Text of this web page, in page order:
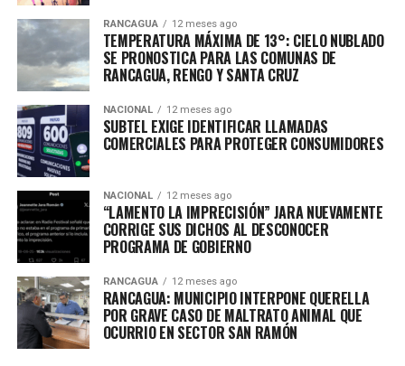
RANCAGUA 12 meses ago
TEMPERATURA MÁXIMA DE 13°: CIELO NUBLADO
SE PRONOSTICA PARA LAS COMUNAS DE
RANCAGUA, RENGO Y SANTA CRUZ
NACIONAL 12 meses ago
SUBTEL EXIGE IDENTIFICAR LLAMADAS
COMERCIALES PARA PROTEGER CONSUMIDORES
NACIONAL 12 meses ago
“LAMENTO LA IMPRECISIÓN” JARA NUEVAMENTE
CORRIGE SUS DICHOS AL DESCONOCER
PROGRAMA DE GOBIERNO
RANCAGUA 12 meses ago
RANCAGUA: MUNICIPIO INTERPONE QUERELLA
POR GRAVE CASO DE MALTRATO ANIMAL QUE
OCURRIO EN SECTOR SAN RAMÓN